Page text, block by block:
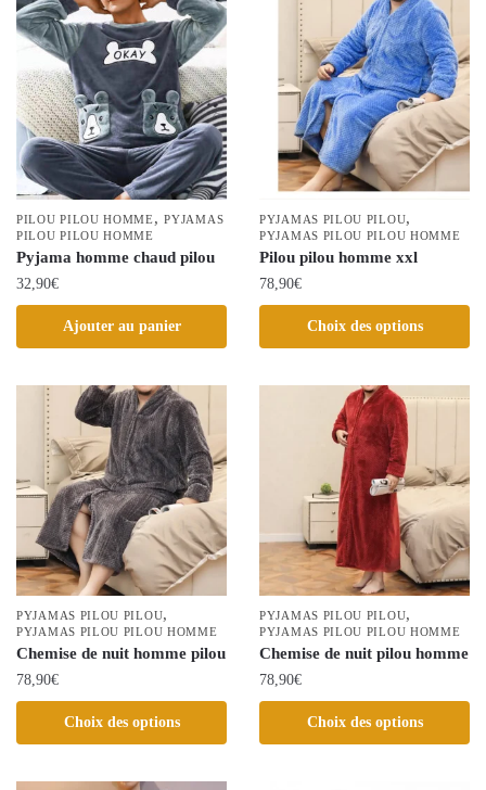
variations.
options
peuvent
être
choisies
sur
la
page
du
produit
variations.
options
peuvent
choisies
sur
page
du
PILOU PILOU HOMME,PYJAMAS
PILOU PILOU HOMME
Pyjama homme chaud pilou
32,90€
Ajouter au panier
PYJAMAS PILOU PILOU,
PYJAMAS PILOU PILOU HOMME
Pilou pilou homme xxl
78,90€
Choix des options
produit
peuvent
choisies
sur
la
page
du
produit
PYJAMAS PILOU PILOU,
PYJAMAS PILOU PILOU HOMME
Chemise de nuit homme pilou
78,90€
Choix des options
produit
PYJAMAS PILOU PILOU,
PYJAMAS PILOU PILOU HOMME
Chemise de nuit pilou homme
78,90€
Choix des options
produit